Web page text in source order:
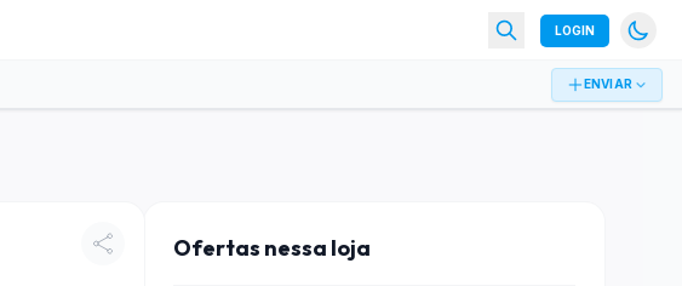
LOGIN
ENVIAR
Ofertas nessa loja